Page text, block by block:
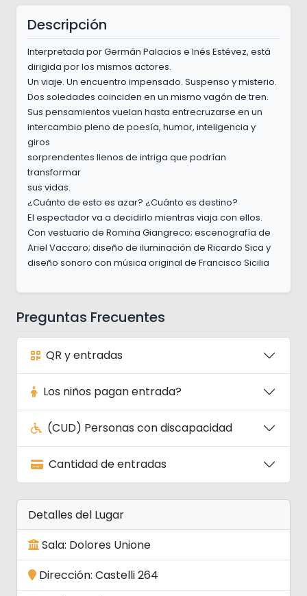
Descripción
Interpretada por Germán Palacios e Inés Estévez, está
dirigida por los mismos actores.
Un viaje. Un encuentro impensado. Suspenso y misterio.
Dos soledades coinciden en un mismo vagón de tren.
Sus pensamientos vuelan hasta entrecruzarse en un
intercambio pleno de poesía, humor, inteligencia y
giros
sorprendentes llenos de intriga que podrían
transformar
sus vidas.
¿Cuánto de esto es azar? ¿Cuánto es destino?
El espectador va a decidirlo mientras viaja con ellos.
Con vestuario de Romina Giangreco; escenografía de
Ariel Vaccaro; diseño de iluminación de Ricardo Sica y
diseño sonoro con música original de Francisco Sicilia
Preguntas Frecuentes
QR y entradas
Los niños pagan entrada?
(CUD) Personas con discapacidad
Cantidad de entradas
Detalles del Lugar
Sala: Dolores Unione
Dirección: Castelli 264